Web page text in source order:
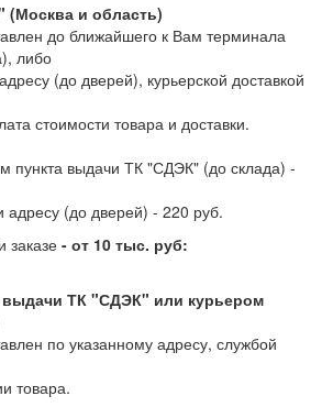
и область)
до ближайшего к Вам терминала
либо
(до дверей), курьерской доставкой
стоимости товара и доставки.
пункта выдачи ТК "СДЭК" (до склада) -
(до дверей) - 220 руб.
заказе - от 10 тыс. руб:
выдачи ТК "СДЭК" или курьером
по указанному адресу, службой
товара.